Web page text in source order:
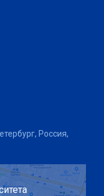
Россия,